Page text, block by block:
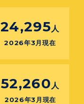
24,295 人
2026年3月現在
52,260 人
2026年3月現在